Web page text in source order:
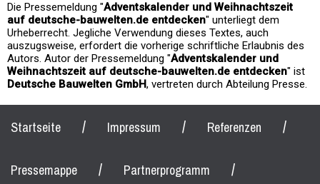
Die Pressemeldung "Adventskalender und Weihnachtszeit
auf deutsche-bauwelten.de entdecken" unterliegt dem
Urheberrecht. Jegliche Verwendung dieses Textes, auch
auszugsweise, erfordert die vorherige schriftliche Erlaubnis des
Autors. Autor der Pressemeldung "Adventskalender und
Weihnachtszeit auf deutsche-bauwelten.de entdecken" ist
Deutsche Bauwelten GmbH, vertreten durch Abteilung Presse.
Startseite / Impressum / Referenzen /
Pressemappe / Partnerprogramm /